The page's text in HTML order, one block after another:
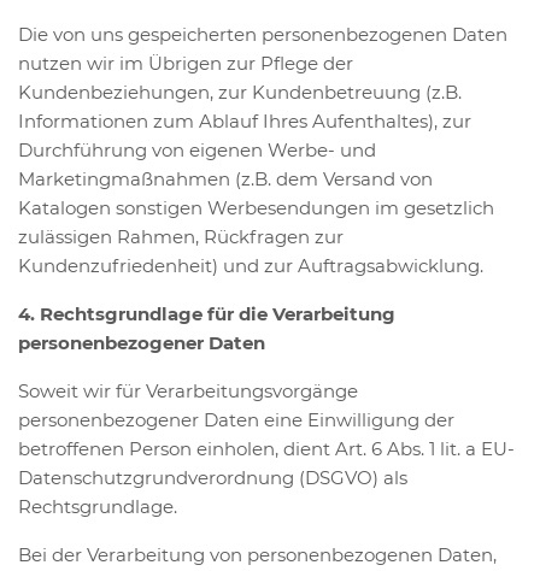
Die von uns gespeicherten personenbezogenen Daten
nutzen wir im Übrigen zur Pflege der
Kundenbeziehungen, zur Kundenbetreuung (z.B.
Informationen zum Ablauf Ihres Aufenthaltes), zur
Durchführung von eigenen Werbe- und
Marketingmaßnahmen (z.B. dem Versand von
Katalogen sonstigen Werbesendungen im gesetzlich
zulässigen Rahmen, Rückfragen zur
Kundenzufriedenheit) und zur Auftragsabwicklung.
4. Rechtsgrundlage für die Verarbeitung
personenbezogener Daten
Soweit wir für Verarbeitungsvorgänge
personenbezogener Daten eine Einwilligung der
betroffenen Person einholen, dient Art. 6 Abs. 1 lit. a EU-
Datenschutzgrundverordnung (DSGVO) als
Rechtsgrundlage.
Bei der Verarbeitung von personenbezogenen Daten,